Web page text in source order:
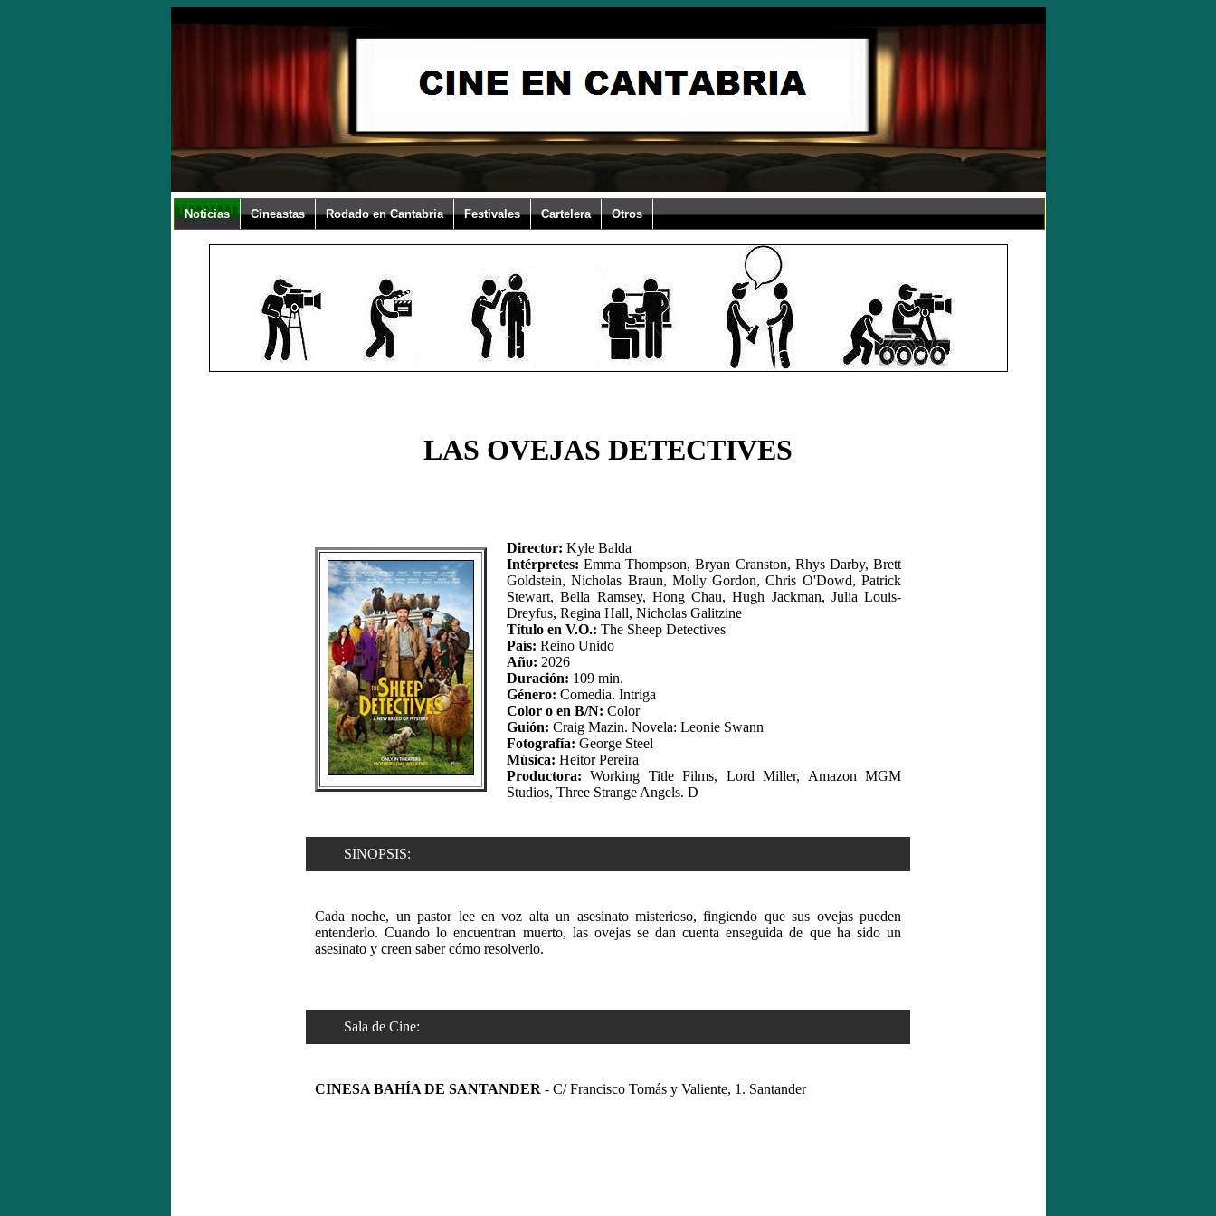
Noticias Cineastas Rodado en Cantabria Festivales Cartelera Otros
LAS OVEJAS DETECTIVES
Director: Kyle Balda
Intérpretes: Emma Thompson, Bryan Cranston, Rhys Darby, Brett
Goldstein, Nicholas Braun, Molly Gordon, Chris O'Dowd, Patrick
Stewart, Bella Ramsey, Hong Chau, Hugh Jackman, Julia Louis-
Dreyfus, Regina Hall, Nicholas Galitzine
Título en V.O.: The Sheep Detectives
País: Reino Unido
Año: 2026
Duración: 109 min.
Género: Comedia. Intriga
Color o en B/N: Color
Guión: Craig Mazin. Novela: Leonie Swann
Fotografía: George Steel
Música: Heitor Pereira
Productora: Working Title Films, Lord Miller, Amazon MGM
Studios, Three Strange Angels. D
SINOPSIS:
Cada noche, un pastor lee en voz alta un asesinato misterioso, fingiendo que sus ovejas pueden
entenderlo. Cuando lo encuentran muerto, las ovejas se dan cuenta enseguida de que ha sido un
asesinato y creen saber cómo resolverlo.
Sala de Cine:
CINESA BAHÍA DE SANTANDER - C/ Francisco Tomás y Valiente, 1. Santander